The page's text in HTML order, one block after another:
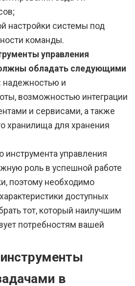
настройки системы под
команды.
управления
обладать следующими
надежностью и
возможностью интеграции
и сервисами, а также
хранилища для хранения
инструмента управления
роль в успешной работе
поэтому необходимо
доступных
тот, который наилучшим
потребностям вашей
в